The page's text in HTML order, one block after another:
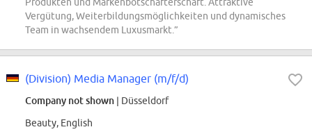
Vergütung, Weiterbildungsmöglichkeiten und dynamisches
Team in wachsendem Luxusmarkt.”
(Division) Media Manager (m/f/d)
Company not shown | Düsseldorf
Beauty, English